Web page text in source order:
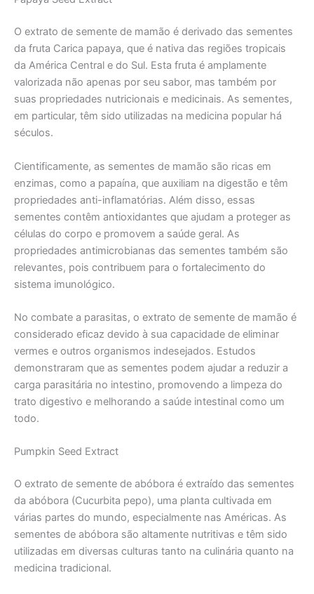
O extrato de semente de mamão é derivado das sementes
da fruta Carica papaya, que é nativa das regiões tropicais
da América Central e do Sul. Esta fruta é amplamente
valorizada não apenas por seu sabor, mas também por
suas propriedades nutricionais e medicinais. As sementes,
em particular, têm sido utilizadas na medicina popular há
séculos.
Cientificamente, as sementes de mamão são ricas em
enzimas, como a papaína, que auxiliam na digestão e têm
propriedades anti-inflamatórias. Além disso, essas
sementes contêm antioxidantes que ajudam a proteger as
células do corpo e promovem a saúde geral. As
propriedades antimicrobianas das sementes também são
relevantes, pois contribuem para o fortalecimento do
sistema imunológico.
No combate a parasitas, o extrato de semente de mamão é
considerado eficaz devido à sua capacidade de eliminar
vermes e outros organismos indesejados. Estudos
demonstraram que as sementes podem ajudar a reduzir a
carga parasitária no intestino, promovendo a limpeza do
trato digestivo e melhorando a saúde intestinal como um
todo.
Pumpkin Seed Extract
O extrato de semente de abóbora é extraído das sementes
da abóbora (Cucurbita pepo), uma planta cultivada em
várias partes do mundo, especialmente nas Américas. As
sementes de abóbora são altamente nutritivas e têm sido
utilizadas em diversas culturas tanto na culinária quanto na
medicina tradicional.